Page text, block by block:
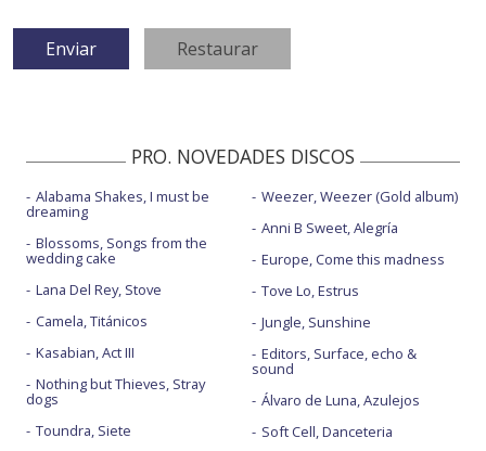
PRO. NOVEDADES DISCOS
Alabama Shakes, I must be
dreaming
Blossoms, Songs from the
wedding cake
Lana Del Rey, Stove
Camela, Titánicos
Kasabian, Act III
Nothing but Thieves, Stray
dogs
Toundra, Siete
Weezer, Weezer (Gold album)
Anni B Sweet, Alegría
Europe, Come this madness
Tove Lo, Estrus
Jungle, Sunshine
Editors, Surface, echo &
sound
Álvaro de Luna, Azulejos
Soft Cell, Danceteria